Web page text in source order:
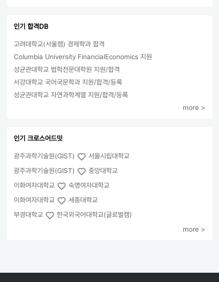
인기 합격DB
고려대학교(서울캠) 경제학과 합격
Columbia University FinancialEconomics 지원
성균관대학교 법학전문대학원 지원/합격
서강대학교 국어국문학과 지원/합격/등록
성균관대학교 자연과학계열 지원/합격/등록
more >
인기 크로스어드밋
광주과학기술원(GIST)
서울시립대학교
광주과학기술원(GIST)
중앙대학교
이화여자대학교
숙명여자대학교
이화여자대학교
세종대학교
부경대학교
한국외국어대학교(글로벌캠)
more >